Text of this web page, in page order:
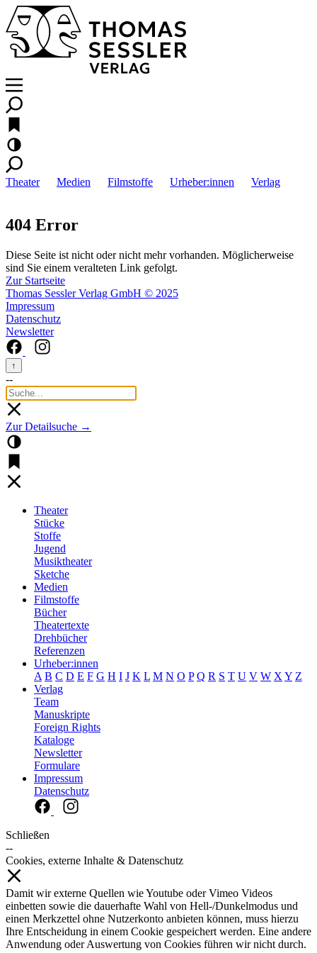
Theater Medien Filmstoffe Urheber:innen Verlag
404 Error
Diese Seite ist nicht oder nicht mehr vorhanden. Möglicherweise
sind Sie einem veralteten Link gefolgt.
Zur Startseite
Thomas Sessler Verlag GmbH © 2025
Impressum
Datenschutz
Newsletter
↑
--
Zur Detailsuche →
Theater
Stücke
Stoffe
Jugend
Musiktheater
Sketche
Medien
Filmstoffe
Bücher
Theatertexte
Drehbücher
Referenzen
Urheber:innen
A B C D E F G H I J K L M N O P Q R S T U V W X Y Z
Verlag
Team
Manuskripte
Foreign Rights
Kataloge
Newsletter
Formulare
Impressum
Datenschutz
Schließen
--
Cookies, externe Inhalte & Datenschutz
Damit wir externe Quellen wie Youtube oder Vimeo Videos
einbetten sowie die dauerhafte Wahl von Hell-/Dunkelmodus und
einen Merkzettel ohne Nutzerkonto anbieten können, muss hierzu
Ihre Entscheidung in einem Cookie gespeichert werden. Eine andere
Anwendung oder Auswertung von Cookies führen wir nicht durch.